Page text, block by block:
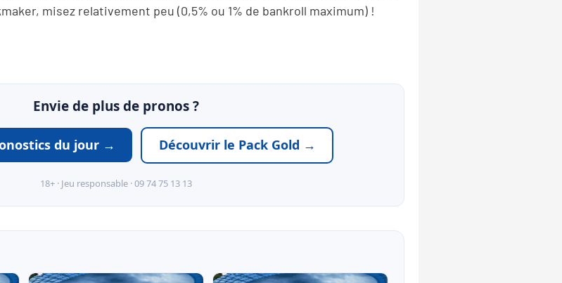
misez relativement peu (0,5% ou 1% de bankroll maximum) !
Envie de plus de pronos ?
du jour → Découvrir le Pack Gold →
18+ · Jeu responsable · 09 74 75 13 13